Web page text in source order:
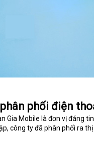
phối điện
Gia Mobile là đơn vị đáng
công ty đã phân phối ra